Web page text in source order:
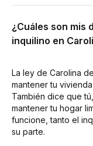
¿Cuáles son mis
inquilino en
La ley de Carolina
mantener tu
También dice que
mantener tu hogar
funcione, tanto el
su parte.